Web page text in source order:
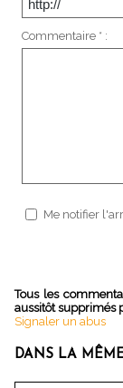
Commentaire * :
Me notifier
Tous les
aussitôt supprimés
Signaler un abus
DANS LA